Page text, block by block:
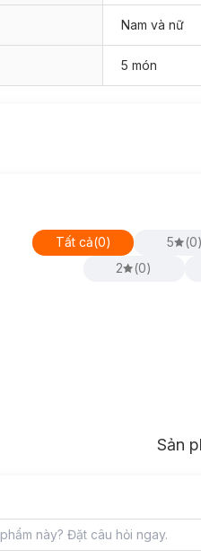
Nam và nữ
5 món
Tất cả(0) 5 (0
2
(0)
Sản